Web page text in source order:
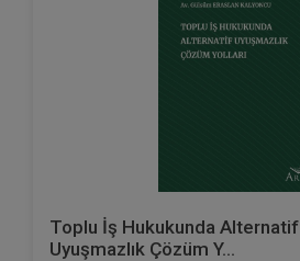
Toplu İş Hukukunda Alternatif
Uyuşmazlık Çözüm Y...